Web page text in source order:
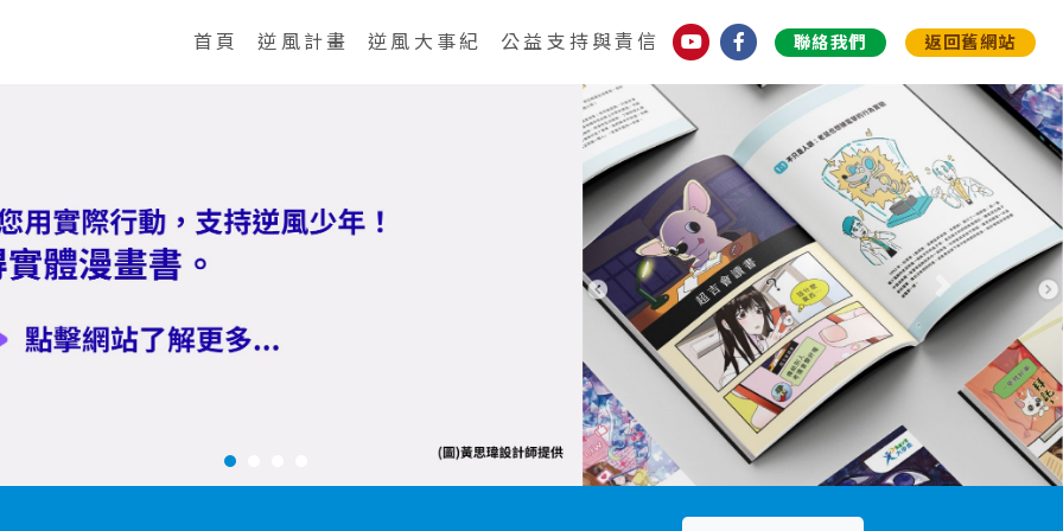
首頁 逆風計畫 逆風大事紀 公益支持與責信 聯絡我們 返回舊網站
下一個